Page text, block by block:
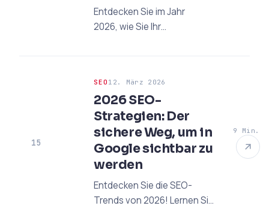
Entdecken Sie im Jahr
2026, wie Sie Ihr
Erhöhen Sie die
Sicherheit Ihrer
Werbung mit
Expertenstrategien
und KI-gestützten
Maßnahmen.
15
SEO 12. März 2026
2026 SEO-
Strategien: Der
sichere Weg, um in
Google sichtbar zu
werden
Entdecken Sie die SEO-
Trends von 2026! Lernen Sie
9 Min.